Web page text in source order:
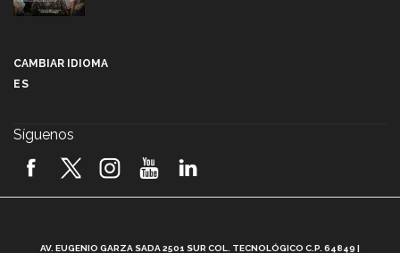
2026! (video)
CAMBIAR IDIOMA
ES
Síguenos
AV. EUGENIO GARZA SADA 2501 SUR COL. TECNOLÓGICO C.P. 64849 |